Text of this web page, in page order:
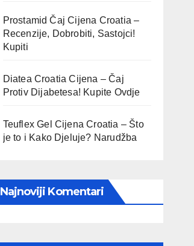
Prostamid Čaj Cijena Croatia –
Recenzije, Dobrobiti, Sastojci!
Kupiti
Diatea Croatia Cijena – Čaj
Protiv Dijabetesa! Kupite Ovdje
Teuflex Gel Cijena Croatia – Što
je to i Kako Djeluje? Narudžba
Najnoviji Komentari